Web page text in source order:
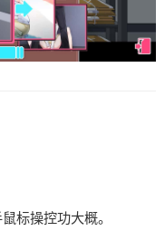
标操控功大概。